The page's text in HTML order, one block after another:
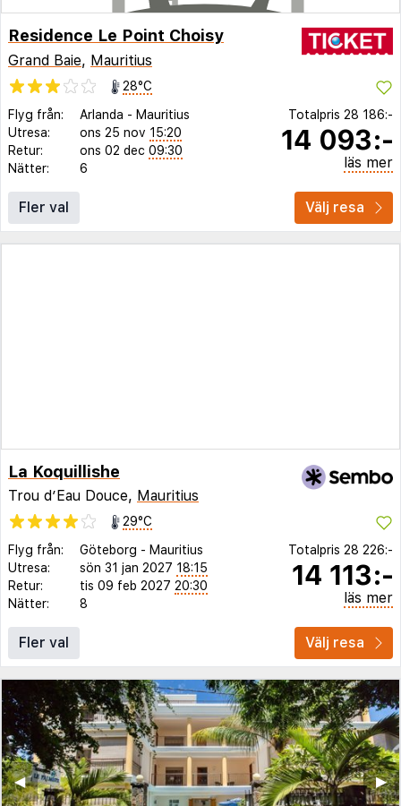
Residence Le Point Choisy
Grand Baie, Mauritius
28°C
Flyg från:
Arlanda - Mauritius
Utresa:
ons 25 nov 15:20
Retur:
ons 02 dec 09:30
Nätter:
6
Totalpris 28 186:-
14 093:-
läs mer
Fler val Välj resa
La Koquillishe
Trou d’Eau Douce, Mauritius
29°C
Flyg från:
Göteborg - Mauritius
Utresa:
sön 31 jan 2027 18:15
Retur:
tis 09 feb 2027 20:30
Nätter:
8
Totalpris 28 226:-
14 113:-
läs mer
Fler val Välj resa
▶︎
◀︎